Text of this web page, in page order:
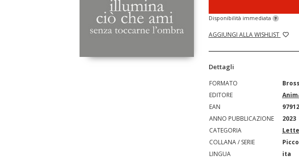
Disponibilità immediata ?
AGGIUNGI ALLA WISHLIST
Dettagli
FORMATO
EDITORE
EAN
ANNO PUBBLICAZIONE
2023
CATEGORIA
COLLANA / SERIE
LINGUA
ita